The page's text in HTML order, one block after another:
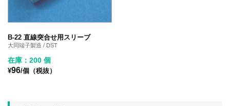
B-22 直線突合せ用スリーブ
大同端子製造 / DST
在庫：200 個
¥96/個（税抜）